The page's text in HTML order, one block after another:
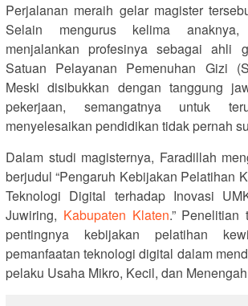
Perjalanan meraih gelar magister
Selain mengurus kelima
menjalankan profesinya sebagai ahli
Satuan Pelayanan Pemenuhan Gizi
Meski disibukkan dengan tanggung
pekerjaan, semangatnya untuk
menyelesaikan pendidikan tidak pernah
Dalam studi magisternya, Faradillah
berjudul “Pengaruh Kebijakan Pelatihan
Teknologi Digital terhadap Inovasi
Juwiring, Kabupaten Klaten.” Penelitian
pentingnya kebijakan pelatihan
pemanfaatan teknologi digital dalam
pelaku Usaha Mikro, Kecil, dan